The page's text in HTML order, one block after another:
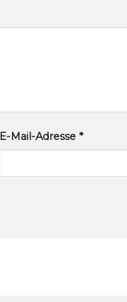
E-Mail-Adresse*